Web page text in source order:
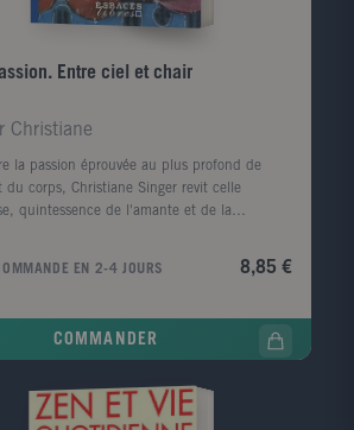
Entre ciel et chair
Christiane
la passion éprouvée au plus profond de
du corps, Christiane Singer revit celle
quintessence de l'amante et de la
unique du plaisir et de l'extase, un
EN 2-4 JOURS 8,85 €
COMMANDER